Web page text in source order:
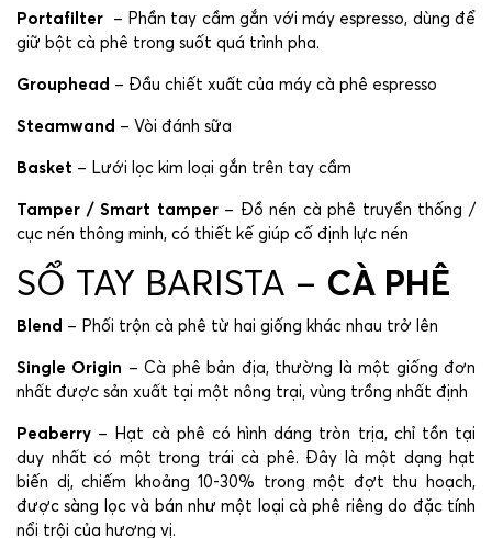
Portafilter – Phần tay cầm gắn với máy espresso, dùng để
giữ bột cà phê trong suốt quá trình pha.
Grouphead – Đầu chiết xuất của máy cà phê espresso
Steamwand – Vòi đánh sữa
Basket – Lưới lọc kim loại gắn trên tay cầm
Tamper / Smart tamper– Đồ nén cà phê truyền thống /
cục nén thông minh, có thiết kế giúp cố định lực nén
SỔ TAY BARISTA – CÀ PHÊ
Blend – Phối trộn cà phê từ hai giống khác nhau trở lên
Single Origin – Cà phê bản địa, thường là một giống đơn
nhất được sản xuất tại một nông trại, vùng trồng nhất định
Peaberry – Hạt cà phê có hình dáng tròn trịa, chỉ tồn tại
duy nhất có một trong trái cà phê. Đây là một dạng hạt
biến dị, chiếm khoảng 10-30% trong một đợt thu hoạch,
được sàng lọc và bán như một loại cà phê riêng do đặc tính
nổi trội của hương vị.